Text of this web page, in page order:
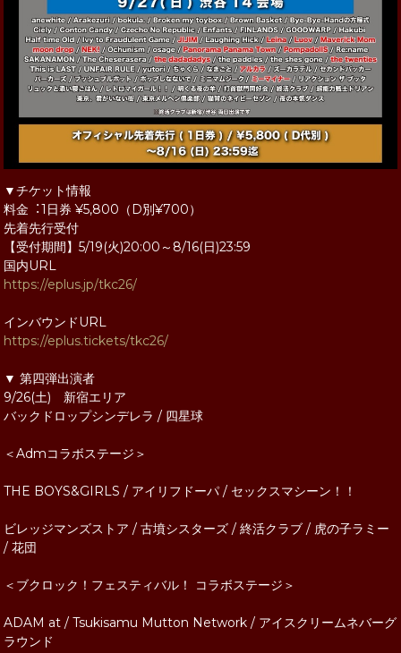
▼チケット情報
料⾦︓1⽇券 ¥5,800（D別¥700）
先着先行受付
【受付期間】5/19(火)20:00～8/16(日)23:59
国内URL
https://eplus.jp/tkc26/
インバウンドURL
https://eplus.tickets/tkc26/
▼ 第四弾出演者
9/26(土) 新宿エリア
バックドロップシンデレラ / 四星球
＜Admコラボステージ＞
THE BOYS&GIRLS / アイリフドーパ / セックスマシーン！！
ビレッジマンズストア / 古墳シスターズ / 終活クラブ / 虎の子ラミー
/ 花団
＜ブクロック！フェスティバル！ コラボステージ＞
ADAM at / Tsukisamu Mutton Network / アイスクリームネバーグ
ラウンド